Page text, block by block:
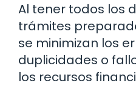
Al tener todos los
trámites
se minimizan los
duplicidades o
los recursos